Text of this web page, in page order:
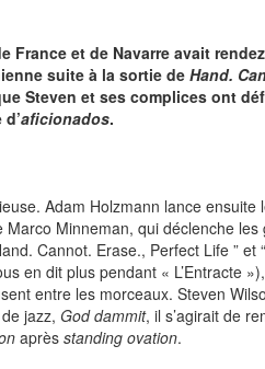
France et de Navarre avait
suite à la sortie de Hand.
Steven et ses complices ont
aficionados.
Adam Holzmann lance ensuite
Minneman, qui déclenche
Cannot. Erase., Perfect Life ” et
en dit plus pendant « L’Entracte
entre les morceaux. Steven
jazz, God dammit, il s’agirait de
après standing ovation.